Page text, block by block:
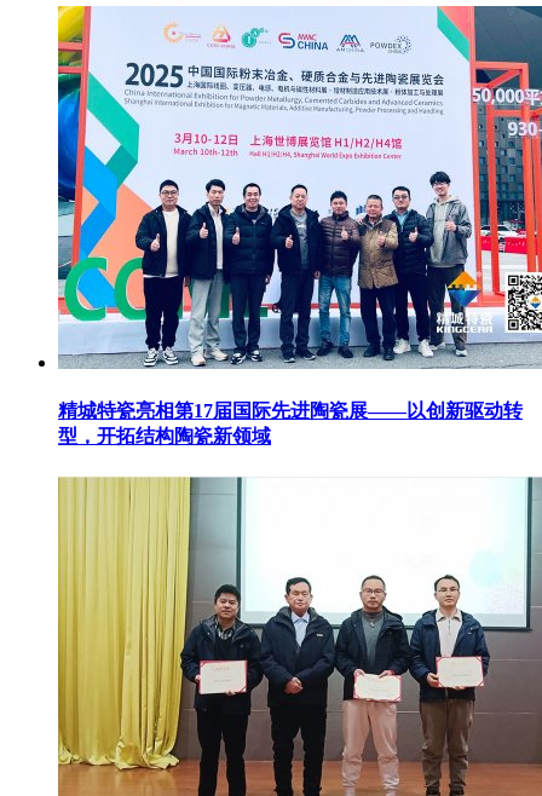
精城特瓷亮相第17届国际先进陶瓷展——以创新驱动转
型，开拓结构陶瓷新领域